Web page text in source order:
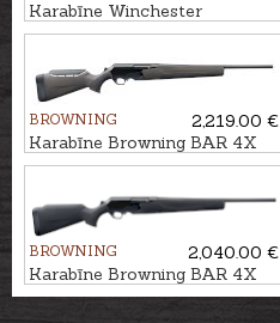
Karabīne Winchester
WILDCAT Stealth kal. .22LR
BROWNING
2,219.00 €
Karabīne Browning BAR 4X
Hunter Brown/Black ADJ kal.
BROWNING
2,040.00 €
Karabīne Browning BAR 4X
Hunter Black kal. .30-06